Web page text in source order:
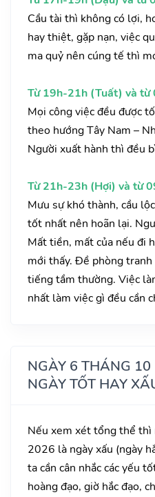
Cầu tài thì không có lợi,
hay thiệt, gặp nạn, việc
ma quỷ nên cúng tế thì
Từ 19h-21h (Tuất) và
Mọi công việc đều được
theo hướng Tây Nam –
Người xuất hành thì đều
Từ 21h-23h (Hợi) và từ
Mưu sự khó thành, cầu
tốt nhất nên hoãn lại.
Mất tiền, mất của nếu đi
mới thấy. Đề phòng
tiếng tầm thường. Việc
nhất làm việc gì đều cần
NGÀY 6 THÁNG
NGÀY TỐT HAY
Nếu xem xét tổng thể thì
2026 là ngày xấu (ngày
ta cần cân nhắc các yếu
hoàng đạo, giờ hắc đạo,